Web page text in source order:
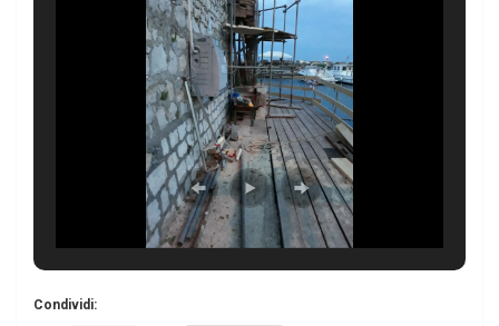
Condividi: